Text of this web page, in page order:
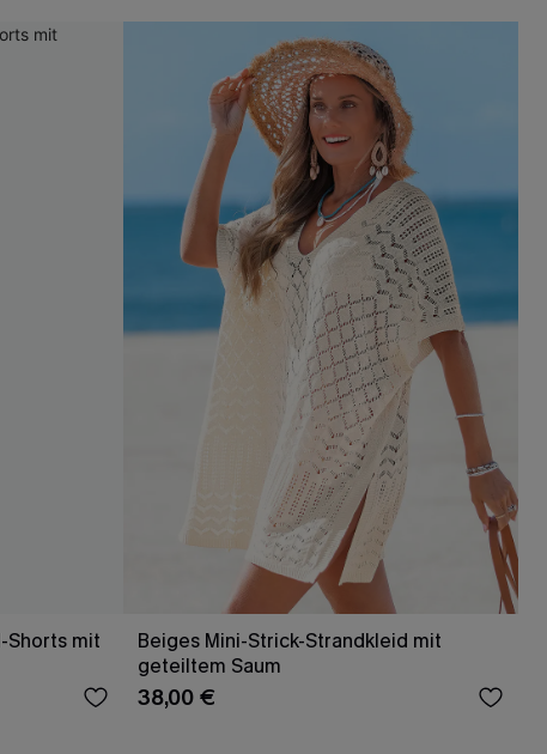
Shorts mit
Beiges Mini-Strick-Strandkleid mit
geteiltem Saum
38,00 €